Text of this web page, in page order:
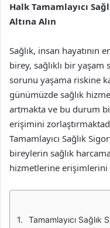
Halk Tamamlayıcı
Altına Alın
Sağlık, insan hayatının
birey, sağlıklı bir
sorunu yaşama riskine
günümüzde sağlık
artmakta ve bu durum
erişimini
Tamamlayıcı Sağlık
bireylerin sağlık
hizmetlerine erişimlerini
Tamamlayıcı Sağlık